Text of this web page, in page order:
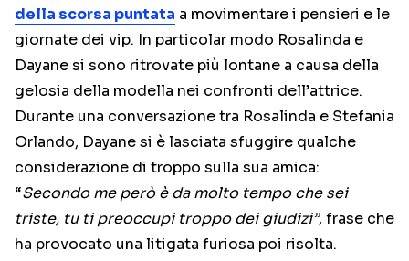
della scorsa puntata a movimentare i pensieri e le
giornate dei vip. In particolar modo Rosalinda e
Dayane si sono ritrovate più lontane a causa della
gelosia della modella nei confronti dell’attrice.
Durante una conversazione tra Rosalinda e Stefania
Orlando, Dayane si è lasciata sfuggire qualche
considerazione di troppo sulla sua amica:
“Secondo me però è da molto tempo che sei
triste, tu ti preoccupi troppo dei giudizi”, frase che
ha provocato una litigata furiosa poi risolta.